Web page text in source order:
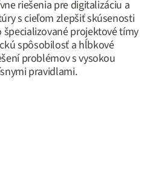
riešenia pre digitalizáciu a
s cieľom zlepšiť skúsenosti
špecializované projektové tímy
spôsobilosť a hĺbkové
problémov s vysokou
pravidlami.